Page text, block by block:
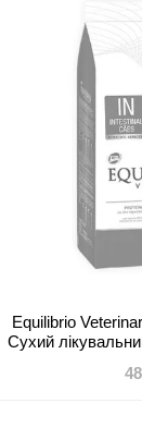
Equilibrio
Сухий
шлунково-